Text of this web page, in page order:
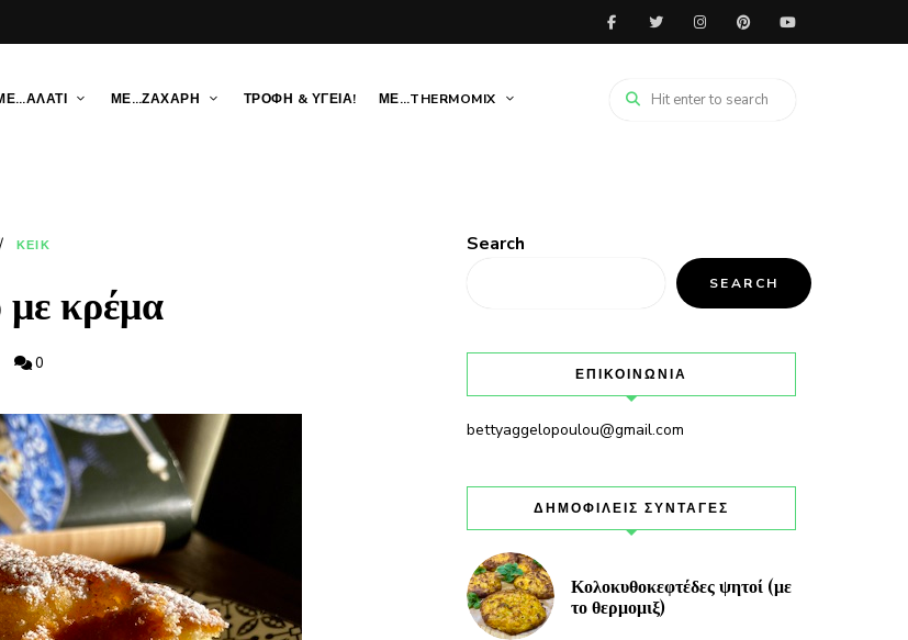
ΜΕ…ΖΑΧΑΡΗ ΤΡΟΦΗ & ΥΓΕΙΑ! ΜΕ…THERMOMIX
ΚΕΙΚ
με κρέμα
0
Search
SEARCH
ΕΠΙΚΟΙΝΩΝΙΑ
bettyaggelopoulou@gmail.com
ΔΗΜΟΦΙΛΕΙΣ ΣΥΝΤΑΓΕΣ
Κολοκυθοκεφτέδες ψητοί (με
το θερμομιξ)